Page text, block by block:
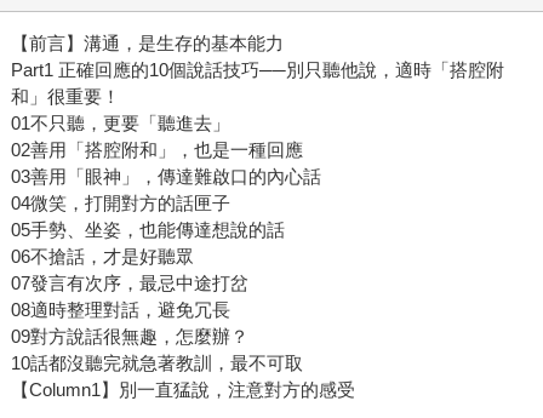
【前言】溝通，是生存的基本能力
Part1 正確回應的10個說話技巧──別只聽他說，適時「搭腔附
和」很重要！
01不只聽，更要「聽進去」
02善用「搭腔附和」，也是一種回應
03善用「眼神」，傳達難啟口的內心話
04微笑，打開對方的話匣子
05手勢、坐姿，也能傳達想說的話
06不搶話，才是好聽眾
07發言有次序，最忌中途打岔
08適時整理對話，避免冗長
09對方說話很無趣，怎麼辦？
10話都沒聽完就急著教訓，最不可取
【Column1】別一直猛說，注意對方的感受